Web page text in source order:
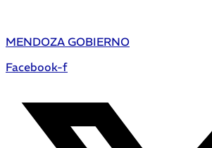
MENDOZA GOBIERNO
Facebook-f